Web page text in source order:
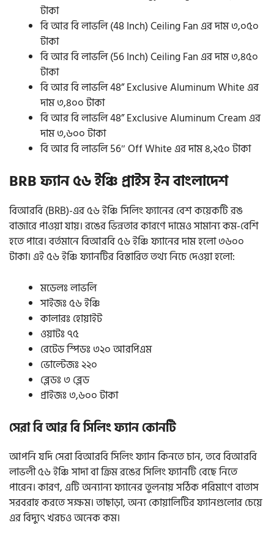
টাকা
বি আর বি লাভলি (48 Inch) Ceiling Fan এর দাম ৩,০৫০
টাকা
বি আর বি লাভলি (56 Inch) Ceiling Fan এর দাম ৩,৪৫০
টাকা
বি আর বি লাভলি 48” Exclusive Aluminum White এর
দাম ৩,৪০০ টাকা
বি আর বি লাভলি 48” Exclusive Aluminum Cream এর
দাম ৩,৬০০ টাকা
বি আর বি লাভলি 56″ Off White এর দাম ৪,২৫০ টাকা
BRB ফ্যান ৫৬ ইঞ্চি প্রাইস ইন বাংলাদেশ
বিআরবি (BRB)-এর ৫৬ ইঞ্চি সিলিং ফ্যানের বেশ কয়েকটি রঙ
বাজারে পাওয়া যায়। রঙের ভিন্নতার কারণে দামেও সামান্য কম-বেশি
হতে পারে। বর্তমানে বিআরবি ৫৬ ইঞ্চি ফ্যানের দাম হলো ৩৬০০
টাকা। এই ৫৬ ইঞ্চি ফ্যানটির বিস্তারিত তথ্য নিচে দেওয়া হলো:
মডেলঃ লাভলি
সাইজঃ ৫৬ ইঞ্চি
কালারঃ হোয়াইট
ওয়াটঃ ৭৫
রেটেড স্পিডঃ ৩২০ আরপিএম
ভোল্টেজঃ ২২০
ব্লেডঃ ৩ ব্লেড
প্রাইজঃ ৩,৬০০ টাকা
সেরা বি আর বি সিলিং ফ্যান কোনটি
আপনি যদি সেরা বিআরবি সিলিং ফ্যান কিনতে চান, তবে বিআরবি
লাভলী ৫৬ ইঞ্চি সাদা বা ক্রিম রঙের সিলিং ফ্যানটি বেছে নিতে
পারেন। কারণ, এটি অন্যান্য ফ্যানের তুলনায় সঠিক পরিমাণে বাতাস
সরবরাহ করতে সক্ষম। তাছাড়া, অন্য কোয়ালিটির ফ্যানগুলোর চেয়ে
এর বিদ্যুৎ খরচও অনেক কম।